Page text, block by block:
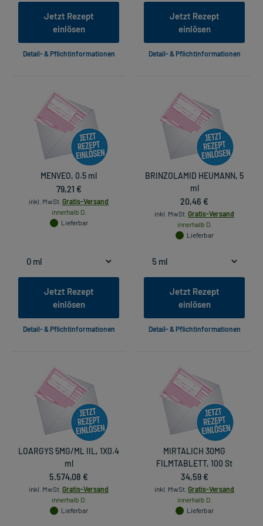
Jetzt Rezept
einlösen
Detail- & Pflichtinformationen
Jetzt Rezept
einlösen
Detail- & Pflichtinformationen
MENVEO, 0.5 ml
79,21 €
inkl. MwSt. Gratis-Versand
innerhalb D.
Lieferbar
Jetzt Rezept
einlösen
Detail- & Pflichtinformationen
BRINZOLAMID HEUMANN, 5
ml
20,46 €
inkl. MwSt. Gratis-Versand
innerhalb D.
Lieferbar
Jetzt Rezept
einlösen
Detail- & Pflichtinformationen
LOARGYS 5MG/ML IIL, 1X0.4
ml
5.574,08 €
inkl. MwSt. Gratis-Versand
innerhalb D.
Lieferbar
MIRTALICH 30MG
FILMTABLETT, 100 St
34,59 €
inkl. MwSt. Gratis-Versand
innerhalb D.
Lieferbar